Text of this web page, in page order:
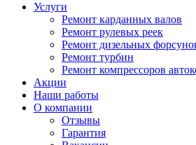
Услуги
Ремонт карданных валов
Ремонт рулевых реек
Ремонт дизельных
Ремонт турбин
Ремонт компрессоров
Акции
Наши работы
О компании
Отзывы
Гарантия